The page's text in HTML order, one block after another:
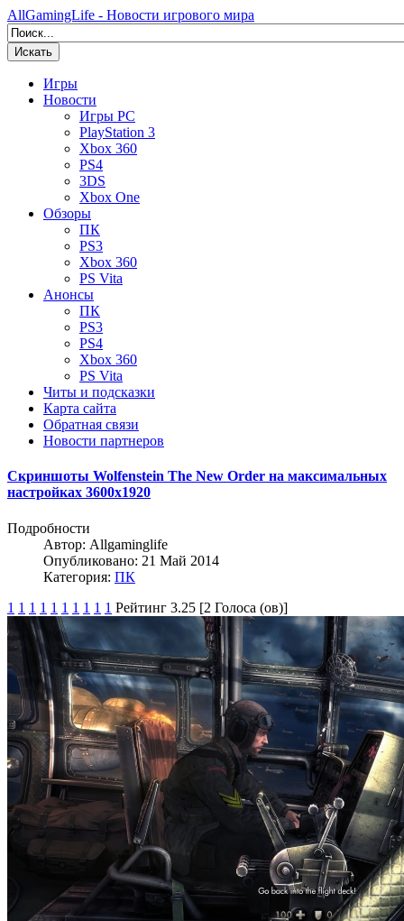
AllGamingLife - Новости игрового мира
Искать
Игры
Новости
Игры PC
PlayStation 3
Xbox 360
PS4
3DS
Xbox One
Обзоры
ПК
PS3
Xbox 360
PS Vita
Анонсы
ПК
PS3
PS4
Xbox 360
PS Vita
Читы и подсказки
Карта сайта
Обратная связи
Новости партнеров
Скриншоты Wolfenstein The New Order на максимальных
настройках 3600x1920
Подробности
Автор: Allgaminglife
Опубликовано: 21 Май 2014
Категория: ПК
1 1 1 1 1 1 1 1 1 1 Рейтинг 3.25 [2 Голоса (ов)]